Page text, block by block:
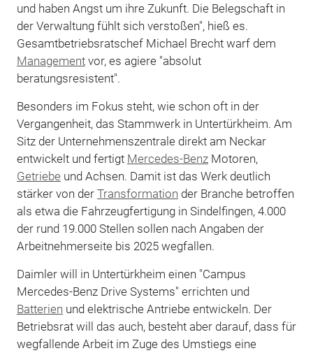
und haben Angst um ihre Zukunft. Die Belegschaft in
der Verwaltung fühlt sich verstoßen", hieß es.
Gesamtbetriebsratschef Michael Brecht warf dem
Managementvor, es agiere "absolut
beratungsresistent".
Besonders im Fokus steht, wie schon oft in der
Vergangenheit, das Stammwerk in Untertürkheim. Am
Sitz der Unternehmenszentrale direkt am Neckar
entwickelt und fertigt Mercedes-BenzMotoren,
Getriebe und Achsen. Damit ist das Werk deutlich
stärker von der Transformation der Branche betroffen
als etwa die Fahrzeugfertigung in Sindelfingen, 4.000
der rund 19.000 Stellen sollen nach Angaben der
Arbeitnehmerseite bis 2025 wegfallen.
Daimler will in Untertürkheim einen "Campus
Mercedes-Benz Drive Systems" errichten und
Batterien und elektrische Antriebe entwickeln. Der
Betriebsrat will das auch, besteht aber darauf, dass für
wegfallende Arbeit im Zuge des Umstiegs eine